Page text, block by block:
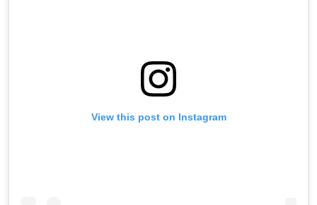
View this post on Instagram